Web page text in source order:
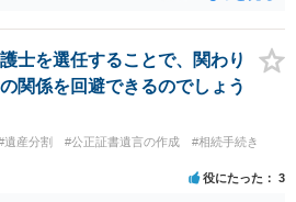
す。
士を選任することで、関わり
関係を回避できるのでしょう
遺産分割 #公正証書遺言の作成
#相続手続き
役にたった 3